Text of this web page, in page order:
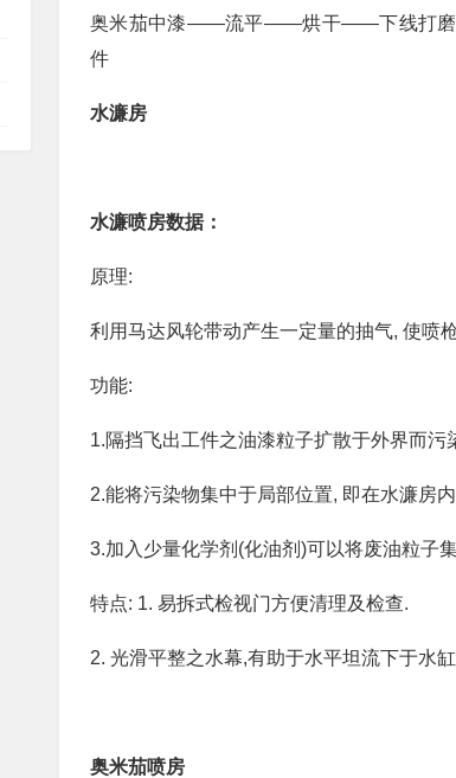
奥米茄中漆——流平——烘干——下线
件
水濂房
水濂喷房数据：
原理:
利用马达风轮带动产生一定量的抽气, 使喷
功能:
1.隔挡飞出工件之油漆粒子扩散于外界而污
2.能将污染物集中于局部位置, 即在水濂房
3.加入少量化学剂(化油剂)可以将废油粒子
特点: 1. 易拆式检视门方便清理及检查.
2. 光滑平整之水幕,有助于水平坦流下于水
奥米茄喷房